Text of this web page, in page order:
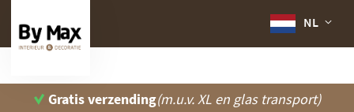
NL
Gratis verzending(m.u.v. XL en glas transport)